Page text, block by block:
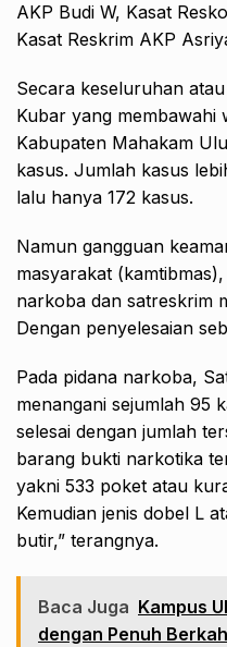
AKP Budi W, Kasat
Kasat Reskrim AKP
Secara keseluruhan
Kubar yang membawahi
Kabupaten Mahakam
kasus. Jumlah kasus
lalu hanya 172 kasus.
Namun gangguan
masyarakat
narkoba dan satreskrim
Dengan penyelesaian
Pada pidana narkoba,
menangani sejumlah 95
selesai dengan jumlah
barang bukti narkotika
yakni 533 poket atau
Kemudian jenis dobel L
butir,” terangnya.
Baca Juga Kampus
dengan Penuh Berkah